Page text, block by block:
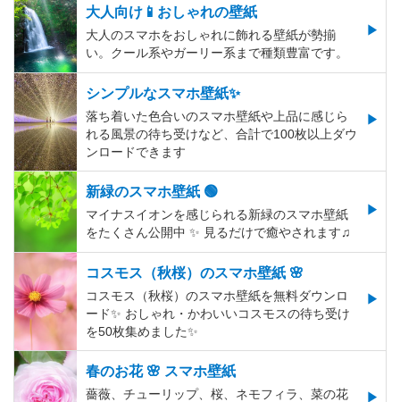
大人向け📱おしゃれの壁紙
大人のスマホをおしゃれに飾れる壁紙が勢揃
い。クール系やガーリー系まで種類豊富です。
シンプルなスマホ壁紙✨
落ち着いた色合いのスマホ壁紙や上品に感じら
れる風景の待ち受けなど、合計で100枚以上ダウ
ンロードできます
新緑のスマホ壁紙 🟢
マイナスイオンを感じられる新緑のスマホ壁紙
をたくさん公開中 ✨ 見るだけで癒やされます♫
コスモス（秋桜）のスマホ壁紙 🌸
コスモス（秋桜）のスマホ壁紙を無料ダウンロ
ード✨️ おしゃれ・かわいいコスモスの待ち受け
を50枚集めました✨️
春のお花 🌸 スマホ壁紙
薔薇、チューリップ、桜、ネモフィラ、菜の花